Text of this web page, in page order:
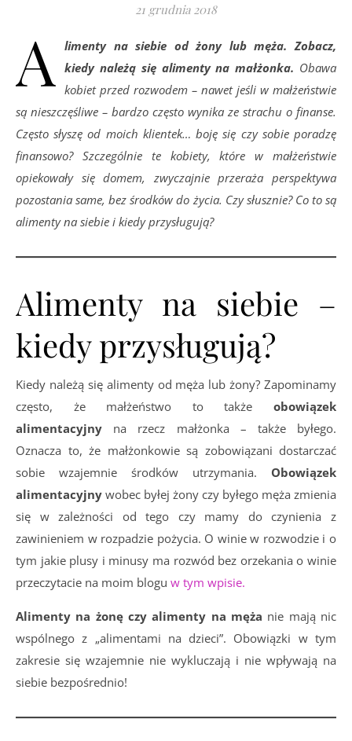
21 grudnia 2018
A
limenty na siebie od żony lub męża. Zobacz,
kiedy należą się alimenty na małżonka. Obawa
kobiet przed rozwodem – nawet jeśli w małżeństwie
są nieszczęśliwe – bardzo często wynika ze strachu o finanse.
Często słyszę od moich klientek… boję się czy sobie poradzę
finansowo? Szczególnie te kobiety, które w małżeństwie
opiekowały się domem, zwyczajnie przeraża perspektywa
pozostania same, bez środków do życia. Czy słusznie? Co to są
alimenty na siebie i kiedy przysługują?
Alimenty na siebie –
kiedy przysługują?
Kiedy należą się alimenty od męża lub żony? Zapominamy
często, że małżeństwo to także obowiązek
alimentacyjny na rzecz małżonka – także byłego.
Oznacza to, że małżonkowie są zobowiązani dostarczać
sobie wzajemnie środków utrzymania. Obowiązek
alimentacyjny wobec byłej żony czy byłego męża zmienia
się w zależności od tego czy mamy do czynienia z
zawinieniem w rozpadzie pożycia. O winie w rozwodzie i o
tym jakie plusy i minusy ma rozwód bez orzekania o winie
przeczytacie na moim blogu w tym wpisie.
Alimenty na żonę czy alimenty na męża nie mają nic
wspólnego z „alimentami na dzieci”. Obowiązki w tym
zakresie się wzajemnie nie wykluczają i nie wpływają na
siebie bezpośrednio!